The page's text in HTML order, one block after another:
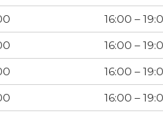
16:00 –
16:00 –
16:00 –
16:00 –